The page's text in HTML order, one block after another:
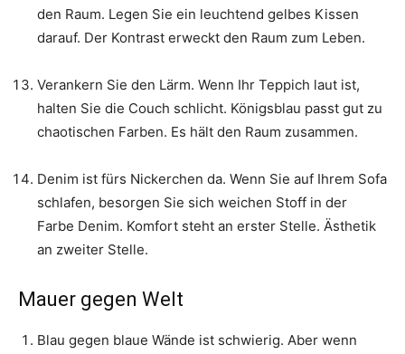
den Raum. Legen Sie ein leuchtend gelbes Kissen
darauf. Der Kontrast erweckt den Raum zum Leben.
Verankern Sie den Lärm. Wenn Ihr Teppich laut ist,
halten Sie die Couch schlicht. Königsblau passt gut zu
chaotischen Farben. Es hält den Raum zusammen.
Denim ist fürs Nickerchen da. Wenn Sie auf Ihrem Sofa
schlafen, besorgen Sie sich weichen Stoff in der
Farbe Denim. Komfort steht an erster Stelle. Ästhetik
an zweiter Stelle.
Mauer gegen Welt
Blau gegen blaue Wände ist schwierig. Aber wenn